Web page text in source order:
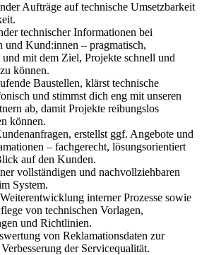
Aufträge auf technische Umsetzbarkeit
technischer Informationen bei
und Kund:innen – pragmatisch,
mit dem Ziel, Projekte schnell und
können.
Baustellen, klärst technische
und stimmst dich eng mit unseren
ab, damit Projekte reibungslos
können.
erstellst ggf. Angebote und
– fachgerecht, lösungsorientiert
auf den Kunden.
vollständigen und nachvollziehbaren
System.
interner Prozesse sowie
von technischen Vorlagen,
und Richtlinien.
von Reklamationsdaten zur
der Servicequalität.